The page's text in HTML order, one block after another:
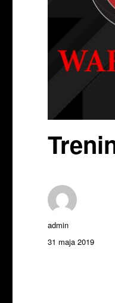
Autor
admin
Data
31 maja 2019